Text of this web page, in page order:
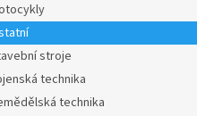
stroje
technika
technika